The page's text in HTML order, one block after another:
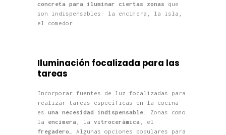
concreta para iluminar ciertas zonas que
son indispensables: la encimera, la isla,
el comedor.
Iluminación focalizada para las
tareas
Incorporar fuentes de luz focalizadas para
realizar tareas específicas en la cocina
es una necesidad indispensable . Zonas como
la encimera , la vitrocerámica , el
fregadero … Algunas opciones populares para